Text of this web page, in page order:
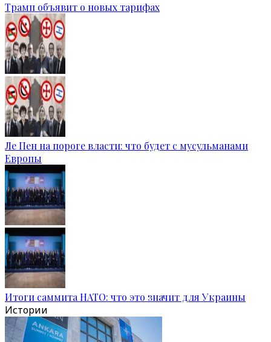
Трамп объявит о новых тарифах
Ле Пен на пороге власти: что будет с мусульманами
Европы
Итоги саммита НАТО: что это значит для Украины
Истории